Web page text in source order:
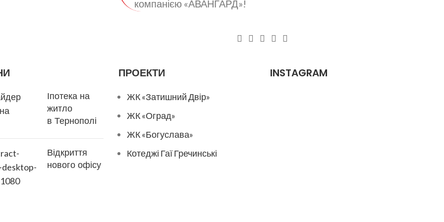
для
Компанія
компанією «АВАНГАРД»!
Іпотека на
житло
в Тернополі
Відкриття
нового офісу
ПРОЕКТИ
ЖК «Затишний Двір»
ЖК «Оград»
ЖК «Богуслава»
Котеджі Гаї Гречинські
INSTAGRAM